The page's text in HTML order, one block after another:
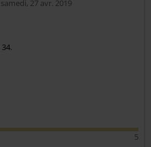
27 avr. 2019
5